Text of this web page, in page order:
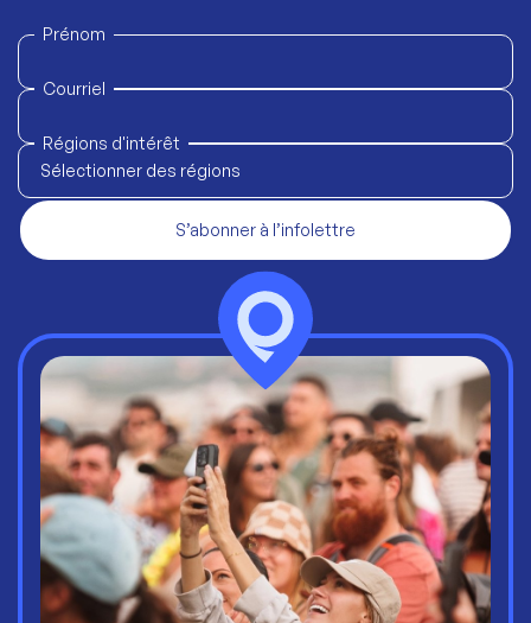
Prénom
Courriel
Régions d'intérêt
Sélectionner des régions
S’abonner à l’infolettre